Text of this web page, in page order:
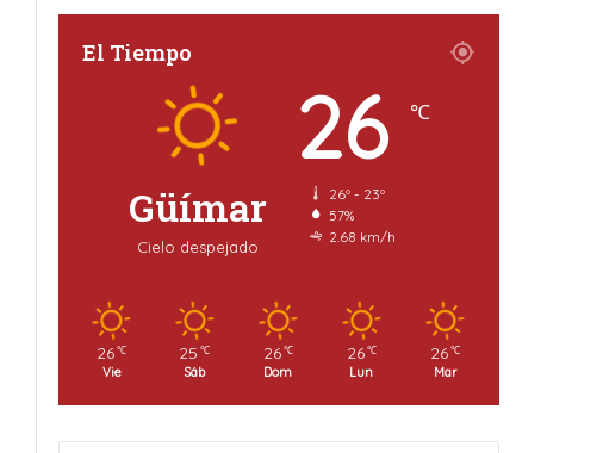
El Tiempo
Güímar
Cielo despejado
26 ℃
26º - 23º
57%
2.68 km/h
26 ℃
Vie
25 ℃
Sáb
26 ℃
Dom
26 ℃
Lun
26 ℃
Mar